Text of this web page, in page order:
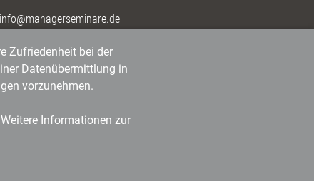
info@managerseminare.de
Zufriedenheit bei der
Datenübermittlung in
vorzunehmen.
Informationen zur